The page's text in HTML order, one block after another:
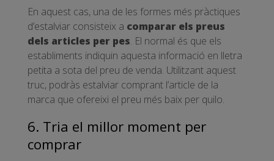
En aquest cas, una de les formes més pràctiques
d’estalviar consisteix a comparar els preus
dels articles per pes. El normal és que els
establiments indiquin aquesta informació en lletra
petita a sota del preu de venda. Utilitzant aquest
truc, podràs estalviar comprant l’article de la
marca que ofereixi el preu més baix per quilo.
6. Tria el millor moment per
comprar